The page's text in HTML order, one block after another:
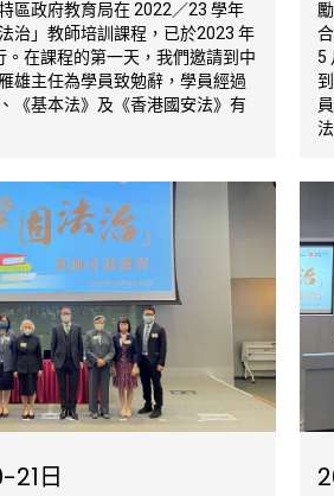
區政府教育局在 2022／23 學年
治」教師培訓課程，已於2023 年
。在課程的第一天，我們邀請到中
雄主任為學員致勉辭，學員經過
《基本法》及《香港國安法》有
5
21日